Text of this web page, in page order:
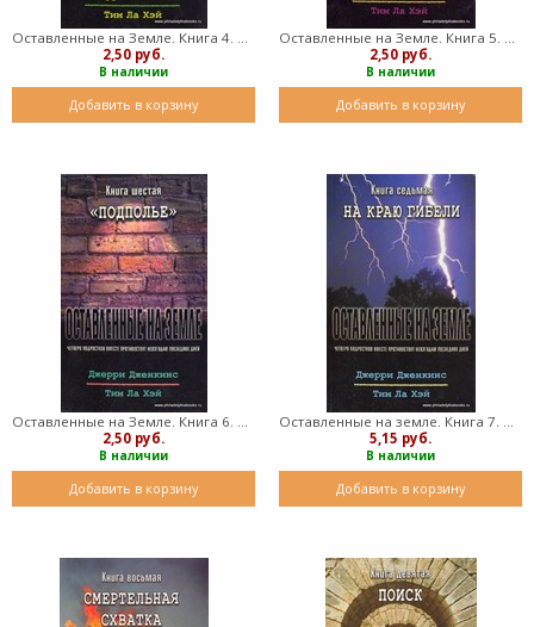
Оставленные на Земле. Книга 4. Всматриваясь в будущее (Мягкий)
2,50 руб.
В наличии
Добавить в корзину
Оставленные на Земле. Книга 5. Школа имени Николае Карпатии (Мягкий)
2,50 руб.
В наличии
Добавить в корзину
Оставленные на Земле. Книга 6. Подполье (Мягкий)
2,50 руб.
В наличии
Добавить в корзину
Оставленные на земле. Книга 7. На краю гибели (Мягкий)
5,15 руб.
В наличии
Добавить в корзину